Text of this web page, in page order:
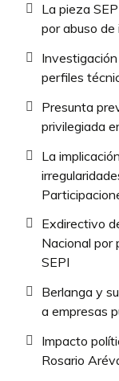
La pieza
por abuso
perfiles
Presunta
privilegiada
La
Exdirectivo
Nacional por
SEPI
Berlanga y
a empresas
Impacto
Rosario